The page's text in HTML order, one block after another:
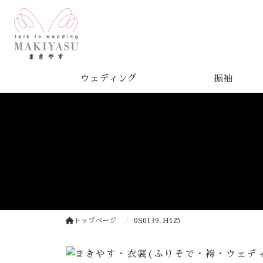
ウェディング 振袖
トップページ 0S0139_H125